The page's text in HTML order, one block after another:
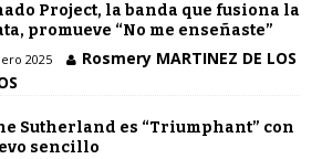
Project, la banda que fusiona la
promueve “No me enseñaste”
2025
Rosmery MARTINEZ DE LOS
Sutherland es “Triumphant” con
sencillo